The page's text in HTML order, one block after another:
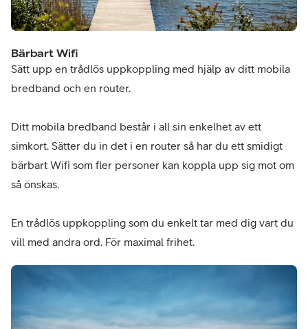
Bärbart Wifi
Sätt upp en trådlös uppkoppling med hjälp av ditt mobila
bredband och en router.
Ditt mobila bredband består i all sin enkelhet av ett
simkort. Sätter du in det i en router så har du ett smidigt
bärbart Wifi som fler personer kan koppla upp sig mot om
så önskas.
En trådlös uppkoppling som du enkelt tar med dig vart du
vill med andra ord. För maximal frihet.